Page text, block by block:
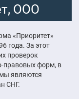
ООО
«Приоритет»
года. За этот
проверок
правовых форм, в
являются
СНГ.